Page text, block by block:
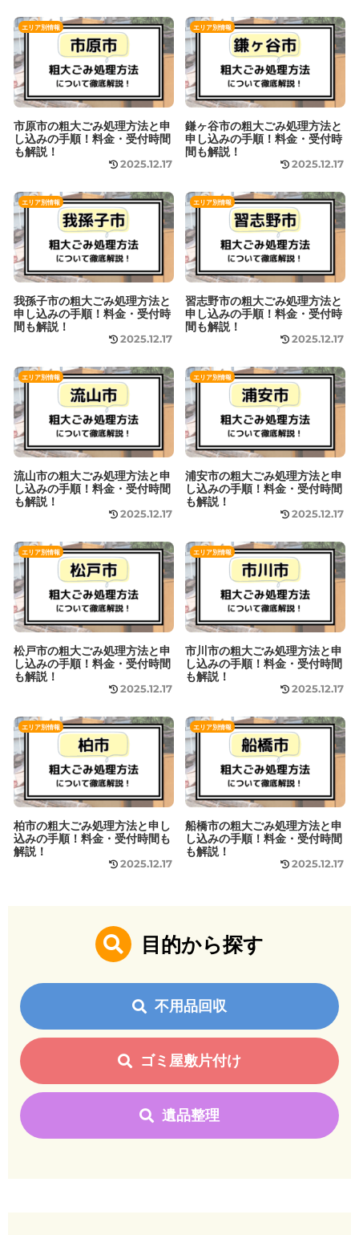
エリア別情報
市原市の粗大ごみ処理方法と申
し込みの手順！料金・受付時間
も解説！
2025.12.17
エリア別情報
鎌ヶ谷市の粗大ごみ処理方法と
申し込みの手順！料金・受付時
間も解説！
2025.12.17
エリア別情報
我孫子市の粗大ごみ処理方法と
申し込みの手順！料金・受付時
間も解説！
2025.12.17
エリア別情報
習志野市の粗大ごみ処理方法と
申し込みの手順！料金・受付時
間も解説！
2025.12.17
エリア別情報
流山市の粗大ごみ処理方法と申
し込みの手順！料金・受付時間
も解説！
2025.12.17
エリア別情報
浦安市の粗大ごみ処理方法と申
し込みの手順！料金・受付時間
も解説！
2025.12.17
エリア別情報
松戸市の粗大ごみ処理方法と申
し込みの手順！料金・受付時間
も解説！
2025.12.17
エリア別情報
市川市の粗大ごみ処理方法と申
し込みの手順！料金・受付時間
も解説！
2025.12.17
エリア別情報
柏市の粗大ごみ処理方法と申し
込みの手順！料金・受付時間も
解説！
2025.12.17
エリア別情報
船橋市の粗大ごみ処理方法と申
し込みの手順！料金・受付時間
も解説！
2025.12.17
目的から探す
不用品回収
ゴミ屋敷片付け
遺品整理